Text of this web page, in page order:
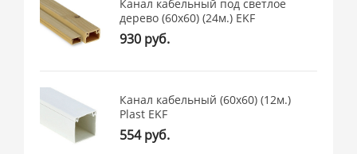
Канал кабельный под светлое
дерево (60х60) (24м.) EKF
930 руб.
Канал кабельный (60х60) (12м.)
Plast EKF
554 руб.